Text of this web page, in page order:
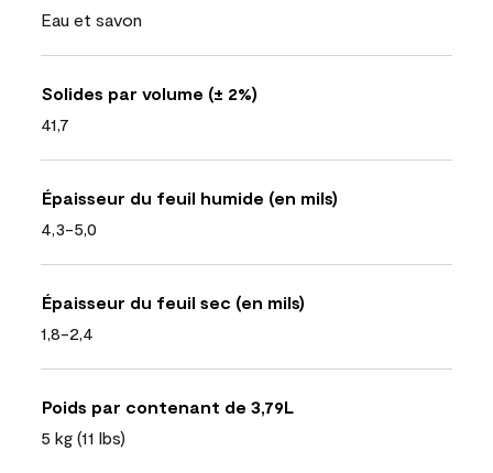
Eau et savon
Solides par volume (± 2%)
41,7
Épaisseur du feuil humide (en mils)
4,3-5,0
Épaisseur du feuil sec (en mils)
1,8-2,4
Poids par contenant de 3,79L
5 kg (11 lbs)